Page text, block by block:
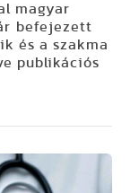
magyar
befejezett
és a szakma
publikációs